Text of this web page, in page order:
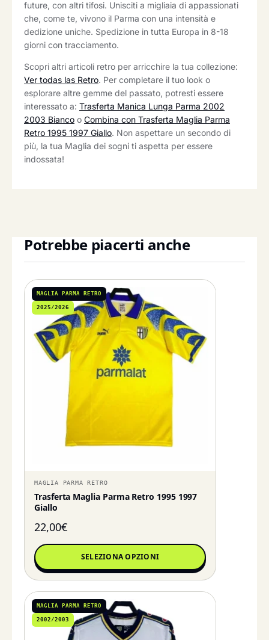
future, con altri tifosi. Unisciti a migliaia di appassionati
che, come te, vivono il Parma con una intensità e
dedizione uniche. Spedizione in tutta Europa in 8-18
giorni con tracciamento.
Scopri altri articoli retro per arricchire la tua collezione:
Ver todas las Retro. Per completare il tuo look o
esplorare altre gemme del passato, potresti essere
interessato a: Trasferta Manica Lunga Parma 2002
2003 Bianco o Combina con Trasferta Maglia Parma
Retro 1995 1997 Giallo. Non aspettare un secondo di
più, la tua Maglia dei sogni ti aspetta per essere
indossata!
Potrebbe piacerti anche
MAGLIA PARMA RETRO
2025/2026
MAGLIA PARMA RETRO
Trasferta Maglia Parma Retro 1995 1997
Giallo
22,00€
SELEZIONA OPZIONI
MAGLIA PARMA RETRO
2002/2003